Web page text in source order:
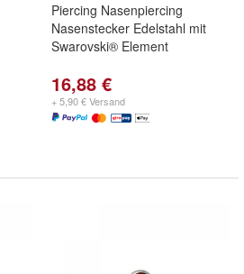
Piercing Nasenpiercing
Nasenstecker Edelstahl mit
Swarovski® Element
16,88 €
+ 5,90 € Versand